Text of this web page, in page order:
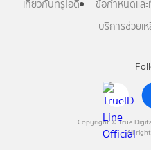
Copyright © True
All
เกี่ยวกับทรูไอดี ข้อกำหนดและ
บริการช่วยเ